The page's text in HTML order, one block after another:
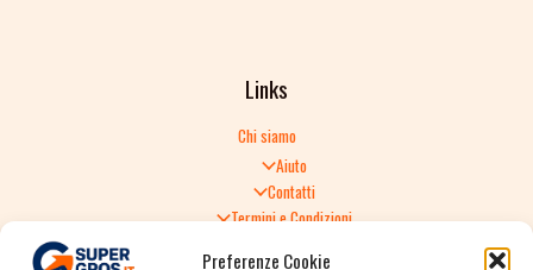
Preferenze Cookie
Links
Chi siamo
Aiuto
Contatti
Termini e Condizioni